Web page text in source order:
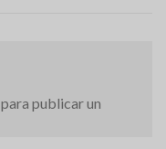
para publicar un